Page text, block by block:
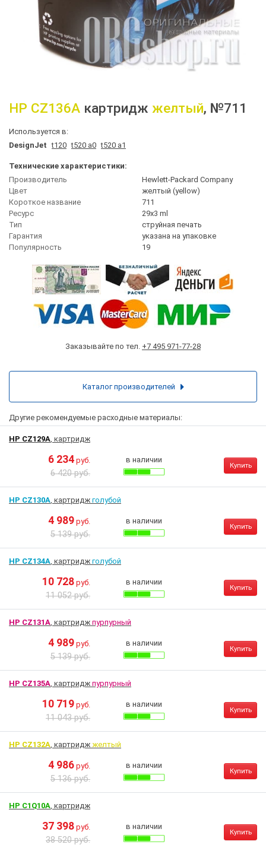
HP CZ136A картридж желтый, №711
Используется в:
DesignJet t120 t520 a0 t520 a1
Технические характеристики:
Производитель
Hewlett-Packard Company
Цвет
желтый (yellow)
Короткое название
711
Ресурс
29x3 ml
Тип
струйная печать
Гарантия
указана на упаковке
Популярность
19
Заказывайте по тел. +7 495 971-77-28
Другие рекомендуемые расходные материалы:
HP CZ129A, картридж
6 234 руб.
6 420 руб.
в наличии
Купить
HP CZ130A, картридж голубой
4 989 руб.
5 139 руб.
в наличии
Купить
HP CZ134A, картридж голубой
10 728 руб.
11 052 руб.
в наличии
Купить
HP CZ131A, картридж пурпурный
4 989 руб.
5 139 руб.
в наличии
Купить
HP CZ135A, картридж пурпурный
10 719 руб.
11 043 руб.
в наличии
Купить
HP CZ132A, картридж желтый
4 986 руб.
5 136 руб.
в наличии
Купить
HP C1Q10A, картридж
37 398 руб.
38 520 руб.
в наличии
Купить